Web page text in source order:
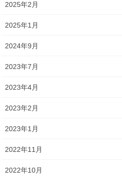
2025年2月
2025年1月
2024年9月
2023年7月
2023年4月
2023年2月
2023年1月
2022年11月
2022年10月